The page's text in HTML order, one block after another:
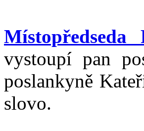
vystoupí pan
poslankyně
slovo.